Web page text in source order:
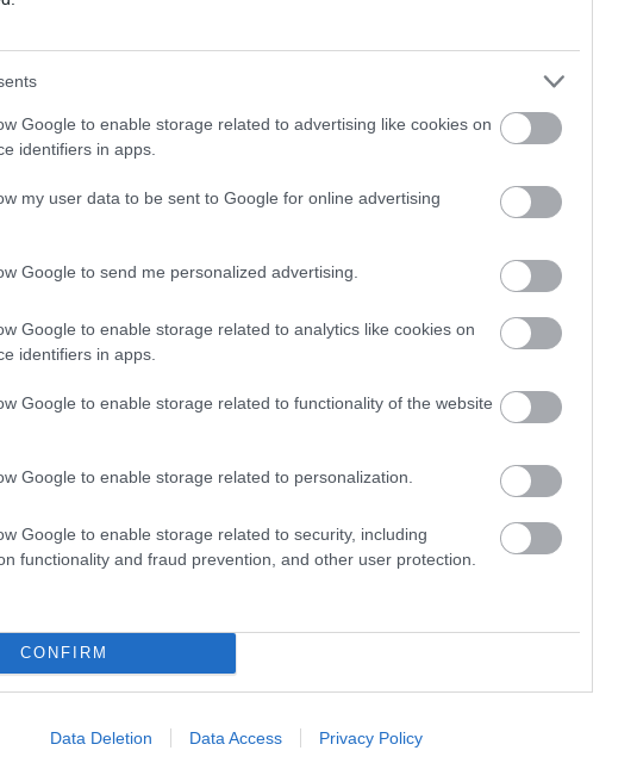
Google to enable storage related to advertising like cookies on
identifiers in apps.
my user data to be sent to Google for online advertising
Google to send me personalized advertising.
Google to enable storage related to analytics like cookies on
identifiers in apps.
Google to enable storage related to functionality of the website
Google to enable storage related to personalization.
Google to enable storage related to security, including
functionality and fraud prevention, and other user protection.
CONFIRM
Data Deletion Data Access Privacy Policy
για πρόσληψη»
οι απατεώνες ζητούν χρήματα πριν καν ξεκινήσει η «εργασία».
ή πιστοποιήσεις
έλεγχο ποινικού μητρώου
τηλεφωνικών γραμμών υψηλής χρέωσης
υπάρχουν περιπτώσεις όπου ακόμη και η ίδια η συνέντευξη
σε: